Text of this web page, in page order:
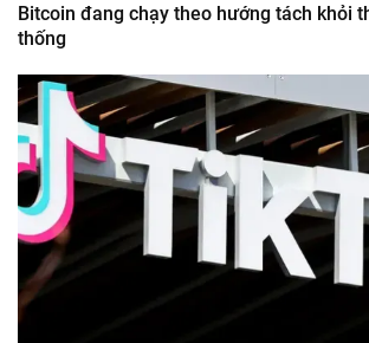
Bitcoin đang chạy theo hướng tách khỏi
thống